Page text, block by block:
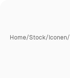
Home/Stock/Iconen/